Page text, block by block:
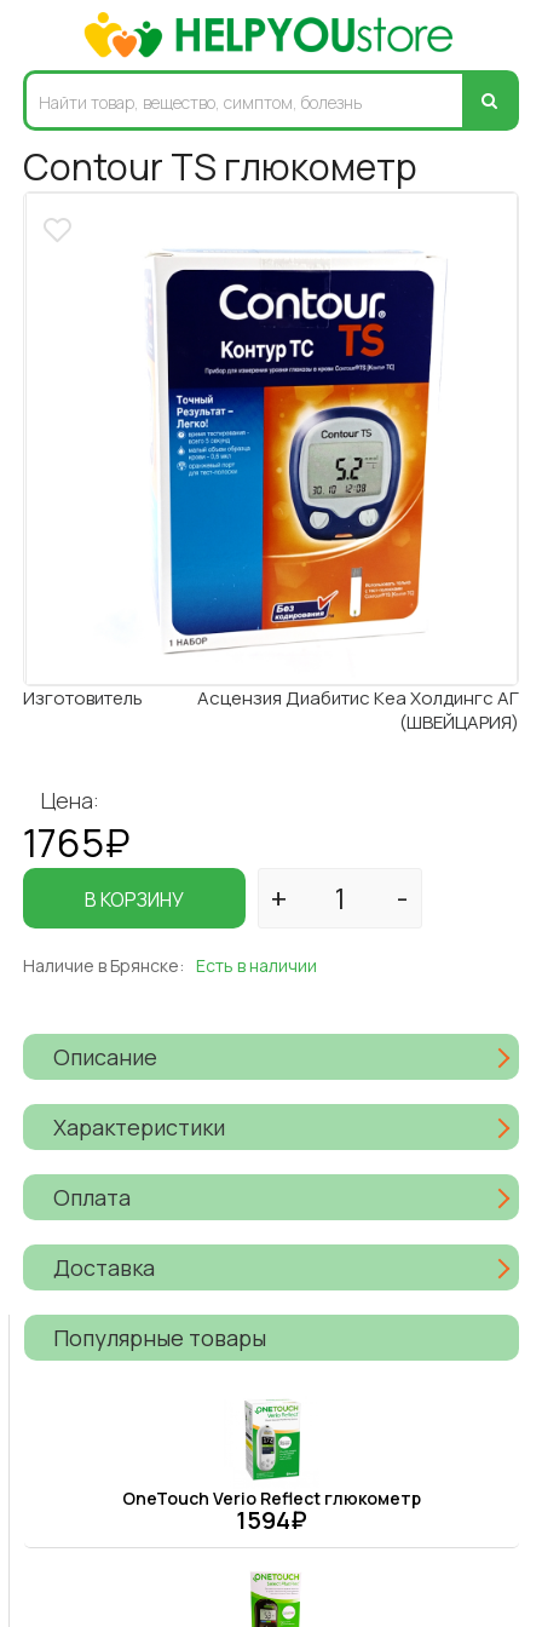
Contour TS глюкометр
Изготовитель
Асцензия Диабитис Кеа Холдингс АГ
(ШВЕЙЦАРИЯ)
Цена:
1765₽
В КОРЗИНУ
Наличие в Брянске: Есть в наличии
Описание
Характеристики
Оплата
Доставка
Популярные товары
OneTouch Verio Reflect глюкометр
1594₽